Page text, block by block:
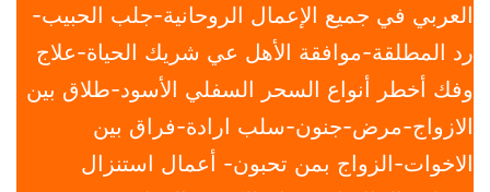
العربي في جميع الإعمال الروحانية-جلب الحبيب-
رد المطلقة-موافقة الأهل عي شريك الحياة-علاج
وفك أخطر أنواع السحر السفلي الأسود-طلاق بين
الازواج-مرض-جنون-سلب ارادة-فراق بين
الاخوات-الزواج بمن تحبون- أعمال استنزال